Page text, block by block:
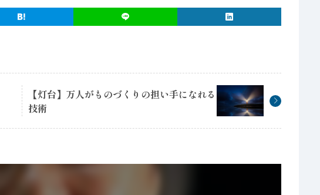
【灯台】万人がものづくりの担い手になれる
技術